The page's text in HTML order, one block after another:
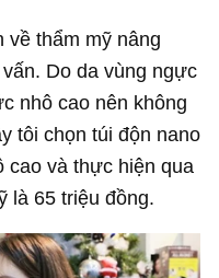
về thẩm mỹ nâng
Do da vùng ngực
nhô cao nên không
tôi chọn túi độn nano
cao và thực hiện qua
là 65 triệu đồng.